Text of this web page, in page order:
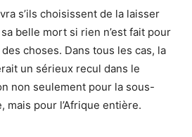
s’ils choisissent de la laisser
belle mort si rien n’est fait pour
choses. Dans tous les cas, la
un sérieux recul dans le
non seulement pour la sous-
pour l’Afrique entière.